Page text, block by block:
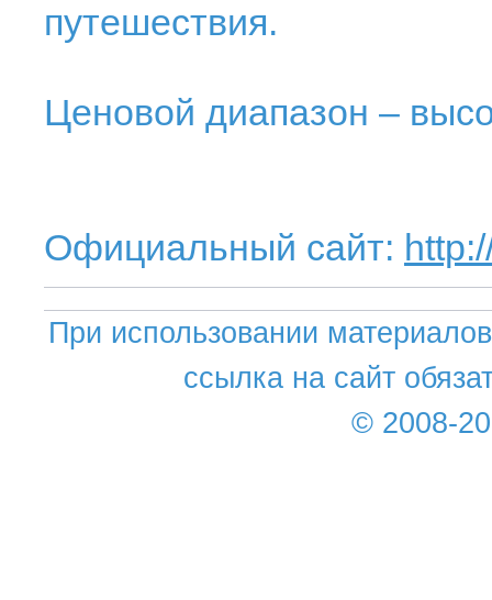
путешествия.
Ценовой диапазон –
Официальный сайт:
При использовании
ссылка на сайт
© 2008-